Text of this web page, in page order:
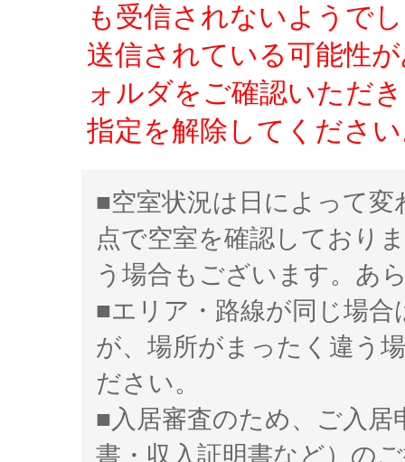
も受信されないようで
送信されている可能性
ォルダをご確認いただ
指定を解除してくださ
■空室状況は日によって
点で空室を確認しており
う場合もございます。あ
■エリア・路線が同じ場
が、場所がまったく違う
ださい。
■入居審査のため、ご入居
書・収入証明書など）の